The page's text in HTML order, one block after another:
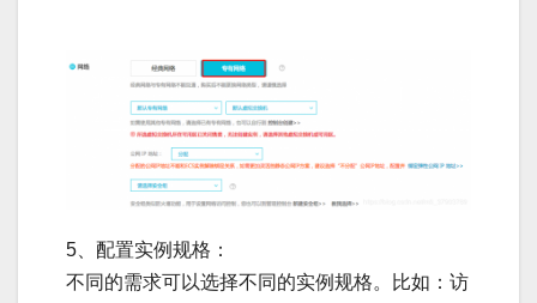
5、配置实例规格：
不同的需求可以选择不同的实例规格。比如：访